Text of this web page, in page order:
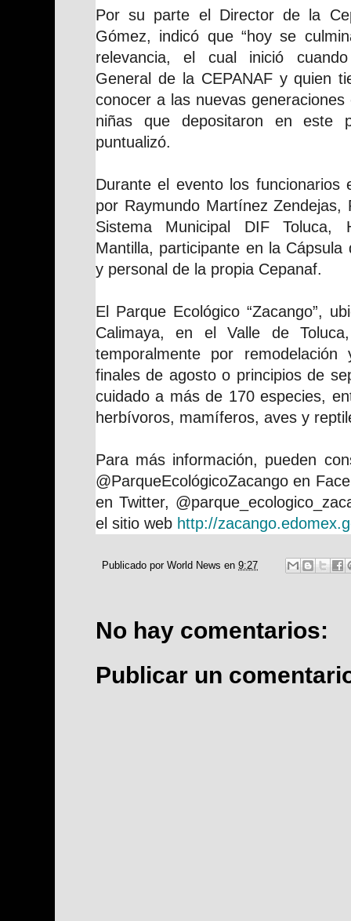
Por su parte el Director de la
Gómez, indicó que “hoy se
relevancia, el cual inició
General de la CEPANAF y quien
conocer a las nuevas
niñas que depositaron en este
puntualizó.
Durante el evento los funcionarios
por Raymundo Martínez Zendejas,
Sistema Municipal DIF Toluca,
Mantilla, participante en la
y personal de la propia Cepanaf.
El Parque Ecológico “Zacango”,
Calimaya, en el Valle de
temporalmente por
finales de agosto o principios de
cuidado a más de 170 especies,
herbívoros, mamíferos, aves y
Para más información, pueden
@ParqueEcológicoZacango en
en Twitter,
el sitio web http://
Publicado por World News en 9:27
No hay comentarios:
Publicar un